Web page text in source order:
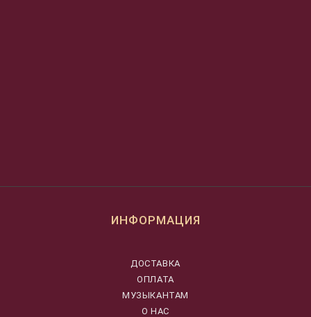
ИНФОРМАЦИЯ
ДОСТАВКА
ОПЛАТА
МУЗЫКАНТАМ
О НАС